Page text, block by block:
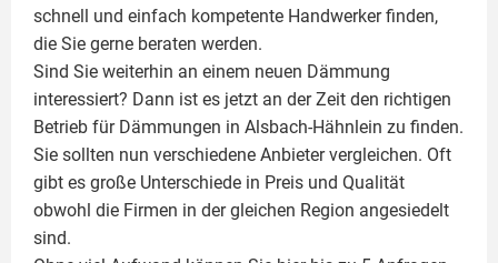
schnell und einfach kompetente Handwerker finden,
die Sie gerne beraten werden.
Sind Sie weiterhin an einem neuen Dämmung
interessiert? Dann ist es jetzt an der Zeit den richtigen
Betrieb für Dämmungen in Alsbach-Hähnlein zu finden.
Sie sollten nun verschiedene Anbieter vergleichen. Oft
gibt es große Unterschiede in Preis und Qualität
obwohl die Firmen in der gleichen Region angesiedelt
sind.